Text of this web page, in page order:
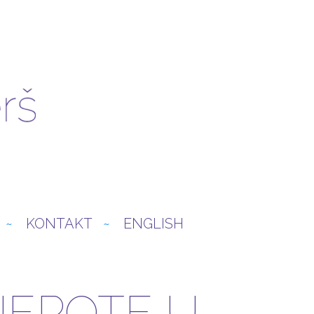
KONTAKT ENGLISH